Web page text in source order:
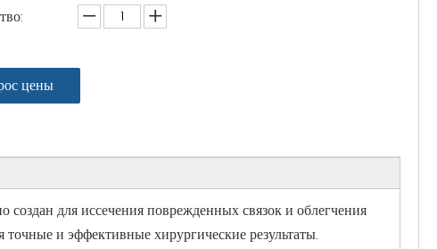
цены
создан для иссечения поврежденных связок и облегчения
и эффективные хирургические результаты.